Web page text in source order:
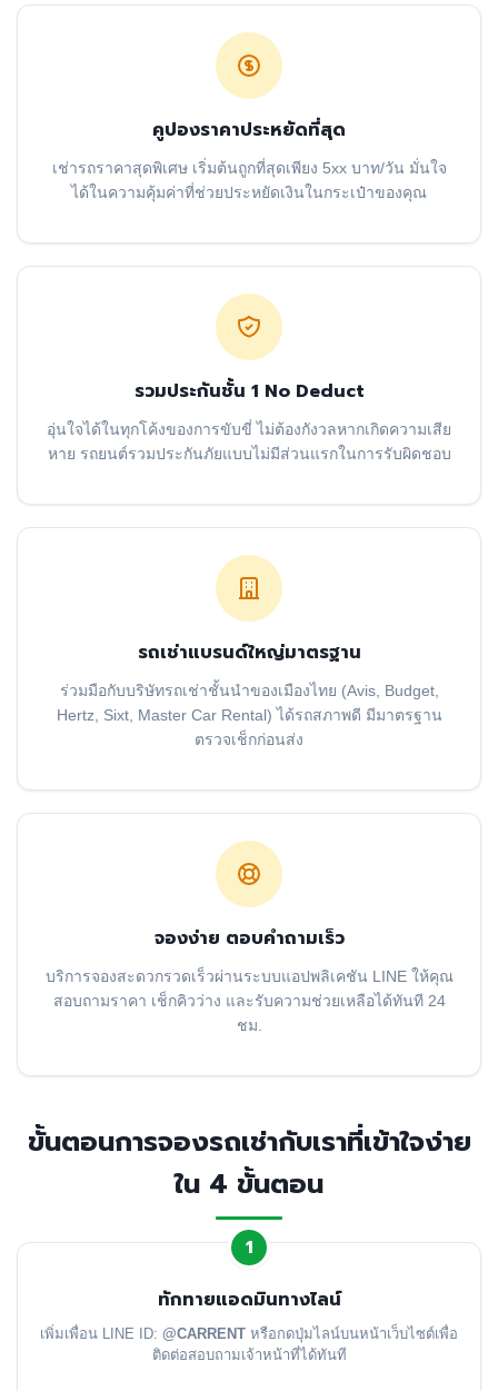
คูปองราคาประหยัดที่สุด
เช่ารถราคาสุดพิเศษ เริ่มต้นถูกที่สุดเพียง 5xx บาท/วัน มั่นใจ
ได้ในความคุ้มค่าที่ช่วยประหยัดเงินในกระเป๋าของคุณ
รวมประกันชั้น 1 No Deduct
อุ่นใจได้ในทุกโค้งของการขับขี่ ไม่ต้องกังวลหากเกิดความเสีย
หาย รถยนต์รวมประกันภัยแบบไม่มีส่วนแรกในการรับผิดชอบ
รถเช่าแบรนด์ใหญ่มาตรฐาน
ร่วมมือกับบริษัทรถเช่าชั้นนำของเมืองไทย (Avis, Budget,
Hertz, Sixt, Master Car Rental) ได้รถสภาพดี มีมาตรฐาน
ตรวจเช็กก่อนส่ง
จองง่าย ตอบคำถามเร็ว
บริการจองสะดวกรวดเร็วผ่านระบบแอปพลิเคชัน LINE ให้คุณ
สอบถามราคา เช็กคิวว่าง และรับความช่วยเหลือได้ทันที 24
ชม.
ขั้นตอนการจองรถเช่ากับเราที่เข้าใจง่าย
ใน 4 ขั้นตอน
1
ทักทายแอดมินทางไลน์
เพิ่มเพื่อน LINE ID: @CARRENT หรือกดปุ่มไลน์บนหน้าเว็บไซต์เพื่อ
ติดต่อสอบถามเจ้าหน้าที่ได้ทันที